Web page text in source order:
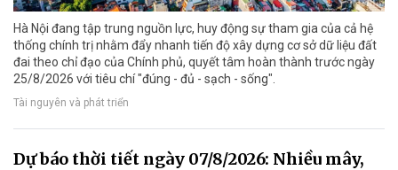
Hà Nội đang tập trung nguồn lực, huy động sự tham gia của cả hệ
thống chính trị nhằm đẩy nhanh tiến độ xây dựng cơ sở dữ liệu đất
đai theo chỉ đạo của Chính phủ, quyết tâm hoàn thành trước ngày
25/8/2026 với tiêu chí "đúng - đủ - sạch - sống".
Tài nguyên và phát triển
Dự báo thời tiết ngày 07/8/2026: Nhiều mây,